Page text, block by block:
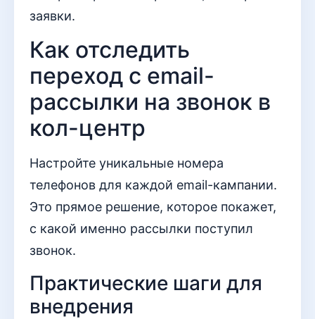
заявки.
Как отследить
переход с email-
рассылки на звонок в
кол-центр
Настройте уникальные номера
телефонов для каждой email-кампании.
Это прямое решение, которое покажет,
с какой именно рассылки поступил
звонок.
Практические шаги для
внедрения